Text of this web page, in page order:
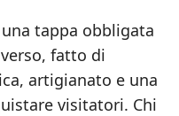
tappa obbligata
fatto di
artigianato e una
visitatori. Chi